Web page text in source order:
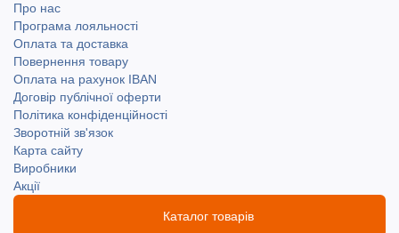
Про нас
Програма лояльності
Оплата та доставка
Повернення товару
Оплата на рахунок IBAN
Договір публічної оферти
Політика конфіденційності
Зворотній зв'язок
Карта сайту
Виробники
Акції
Каталог товарів